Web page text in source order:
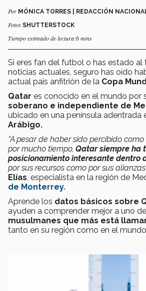
Por MÓNICA TORRES | REDACCIÓN
Fotos SHUTTERSTOCK
Tiempo estimado de lectura:6 mins
Si eres fan del futbol o has estado al
noticias actuales, seguro has oído
actual país anfitrión de la Copa
Qatar es conocido en el mundo por
soberano e independiente de
ubicado en una península adentrada
Arábigo.
“A pesar de haber sido percibido como
por mucho tiempo, Qatar siempre ha
posicionamiento interesante dentro
por sus recursos como por sus alianzas
Elías , especialista en la región de
de Monterrey.
Aprende los datos básicos sobre
ayuden a comprender mejor a uno
musulmanes que más está
tanto en su región como en el